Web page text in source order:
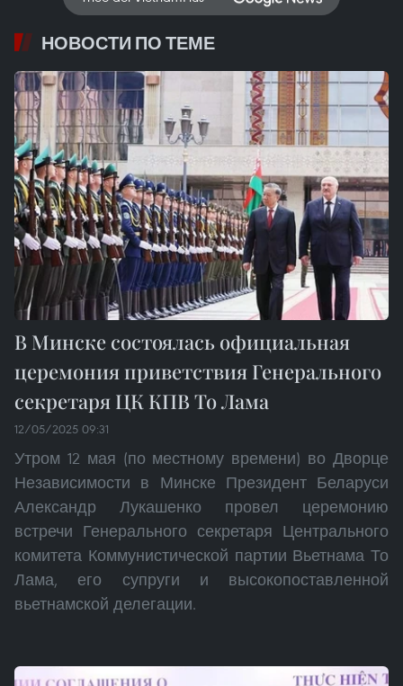
НОВОСТИ ПО ТЕМЕ
В Минске состоялась официальная
церемония приветствия Генерального
секретаря ЦК КПВ То Лама
12/05/2025 09:31
Утром 12 мая (по местному времени) во Дворце
Независимости в Минске Президент Беларуси
Александр Лукашенко провел церемонию
встречи Генерального секретаря Центрального
комитета Коммунистической партии Вьетнама То
Лама, его супруги и высокопоставленной
вьетнамской делегации.